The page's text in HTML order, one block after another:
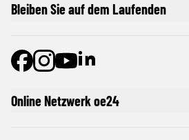
Online Netzwerk oe24
Bleiben Sie auf dem Laufenden